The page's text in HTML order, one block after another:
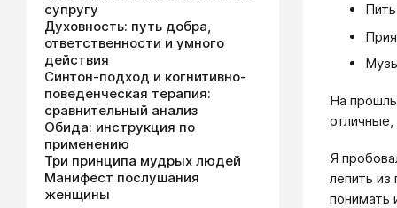
На
Я
лепить
понимать
супругу
Духовность: путь добра,
ответственности и умного
действия
Синтон-подход и когнитивно-
поведенческая терапия:
сравнительный анализ
Обида: инструкция по
применению
Три принципа мудрых людей
Манифест послушания
женщины